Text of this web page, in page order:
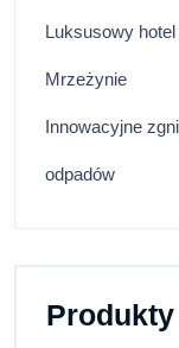
Luksusowy
Mrzeżynie
Innowacyjne
odpadów
Produkty